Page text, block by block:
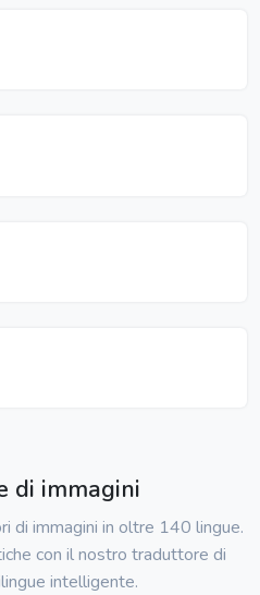
di immagini
di immagini in oltre 140 lingue.
con il nostro traduttore di
intelligente.